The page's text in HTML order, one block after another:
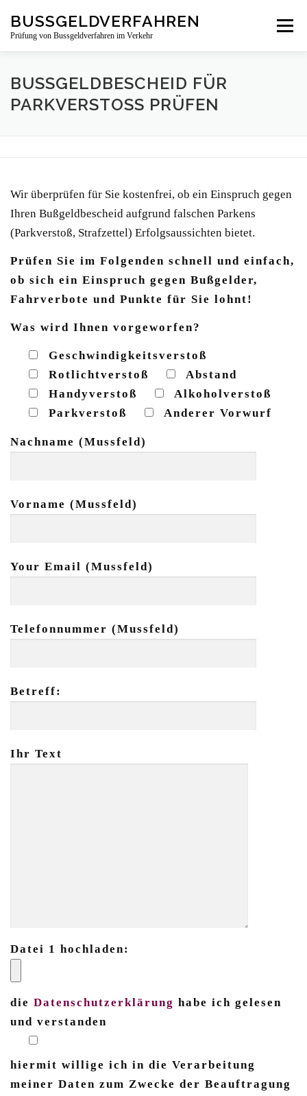
Inhalt
BUSSGELDVERFAHREN
Prüfung von Bussgeldverfahren im Verkehr
Menü
LEISTUNGSBEREICHE ÜBER UNS NEWS
BUSSGELDBESCHEID FÜR P
ARKVERSTOSS PRÜFEN
Wir überprüfen für Sie kostenfrei, ob ein Einspruch gegen
Ihren Bußgeldbescheid aufgrund falschen Parkens
(Parkverstoß, Strafzettel) Erfolgsaussichten bietet.
Prüfen Sie im Folgenden schnell und einfach,
ob sich ein Einspruch gegen Bußgelder,
Fahrverbote und Punkte für Sie lohnt!
Was wird Ihnen vorgeworfen?
Geschwindigkeitsverstoß
Rotlichtverstoß
Abstand
Handyverstoß
Alkoholverstoß
Parkverstoß
Anderer Vorwurf
Nachname (Mussfeld)
Vorname (Mussfeld)
Your Email (Mussfeld)
Telefonnummer (Mussfeld)
Betreff:
Ihr Text
Datei 1 hochladen:
die Datenschutzerklärung habe ich gelesen
und verstanden
hiermit willige ich in die Verarbeitung
meiner Daten zum Zwecke der Beauftragung